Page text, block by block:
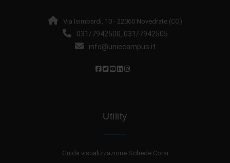
Via Isimbardi, 10 - 22060 Novedrate (CO)
031/7942500, 031/7942505
info@uniecampus.it
Utility
Guida visualizzazione Schede Corsi